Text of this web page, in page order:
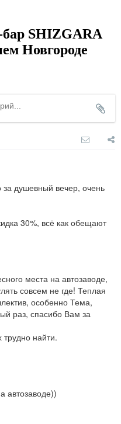
SHIZGARA
Новгороде
душевный вечер, очень
30%, всё как обещают
места на автозаводе,
совсем не где! Теплая
особенно Тема,
раз, спасибо Вам за
трудно найти.
автозаводе))